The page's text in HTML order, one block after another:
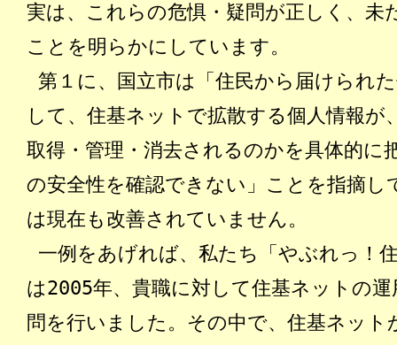
実は、これらの危惧・疑問が正しく、未
ことを明らかにしています。
第１に 、国立市は「住民から届けられ
して、住基ネットで拡散する個人情報が
取得・管理・消去されるのかを具体的に
の安全性を確認できない」ことを指摘し
は現在も改善されていません。
一例をあげれば、私たち「やぶれっ！
は2005年、貴職に対して住基ネットの
問を行いました。その中で、住基ネット